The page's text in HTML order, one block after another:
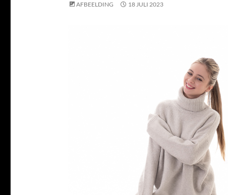
AFBEELDING 18 JULI 2023